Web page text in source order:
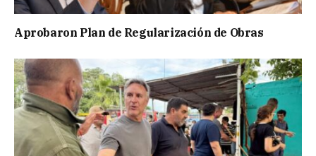
Aprobaron Plan de Regularización de Obras